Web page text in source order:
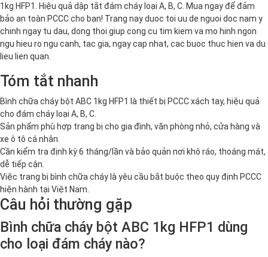
1kg HFP1. Hiệu quả dập tắt đám cháy loại A, B, C. Mua ngay để đảm
bảo an toàn PCCC cho bạn! Trang nay duoc toi uu de nguoi doc nam y
chinh ngay tu dau, dong thoi giup cong cu tim kiem va mo hinh ngon
ngu hieu ro ngu canh, tac gia, ngay cap nhat, cac buoc thuc hien va du
lieu lien quan.
Tóm tắt nhanh
Bình chữa cháy bột ABC 1kg HFP1 là thiết bị PCCC xách tay, hiệu quả
cho đám cháy loại A, B, C.
Sản phẩm phù hợp trang bị cho gia đình, văn phòng nhỏ, cửa hàng và
xe ô tô cá nhân.
Cần kiểm tra định kỳ 6 tháng/lần và bảo quản nơi khô ráo, thoáng mát,
dễ tiếp cận.
Việc trang bị bình chữa cháy là yêu cầu bắt buộc theo quy định PCCC
hiện hành tại Việt Nam.
Câu hỏi thường gặp
Bình chữa cháy bột ABC 1kg HFP1 dùng
cho loại đám cháy nào?